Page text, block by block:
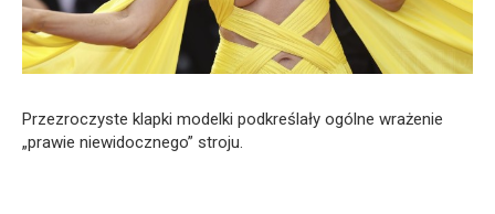
Przezroczyste klapki modelki podkreślały ogólne wrażenie
„prawie niewidocznego” stroju.